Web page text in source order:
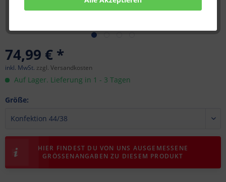
74,99 € *
inkl. MwSt. zzgl. Versandkosten
Auf Lager. Lieferung in 1 - 3 Tagen
Größe:
HIER FINDEST DU VON UNS AUSGEMESSENE
GRÖSSENANGABEN ZU DIESEM PRODUKT